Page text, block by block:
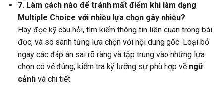
7. Làm cách nào để tránh mất điểm khi làm dạng
Multiple Choice với nhiều lựa chọn gây nhiễu?
Hãy đọc kỹ câu hỏi, tìm kiếm thông tin liên quan trong bài
đọc, và so sánh từng lựa chọn với nội dung gốc. Loại bỏ
ngay các đáp án sai rõ ràng và tập trung vào những lựa
chọn có vẻ đúng, kiểm tra kỹ lưỡng sự phù hợp về ngữ
cảnhvà chi tiết.